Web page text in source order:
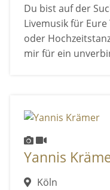
Du bist auf der
Livemusik für
oder
mir für ein
Yannis
Köln